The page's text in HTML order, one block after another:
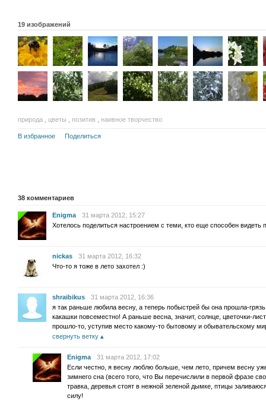
19 изображений
природа цветы позитив наивное творчество
В избранное Поделиться
38 комментариев
Enigma
31 марта 2012, 15:27
Хотелось поделиться настроением с теми, кто еще способен видеть
nickas
31 марта 2012, 16:32
Что-то я тоже в лето захотел :)
shraibikus
31 марта 2012, 16:36
я так раньше любила весну, а теперь побыстрей бы она прошла-
какашки повсеместно! А раньше весна, значит, солнце, цветочки-
прошло-то, уступив место какому-то бытовому и обывательскому
свернуть ветку
Enigma
31 марта 2012, 17:02
Если честно, я весну люблю больше, чем лето, причем весну
зимнего сна (всего того, что Вы перечислили в первой фразе
травка, деревья стоят в нежной зеленой дымке, птицы
силу!